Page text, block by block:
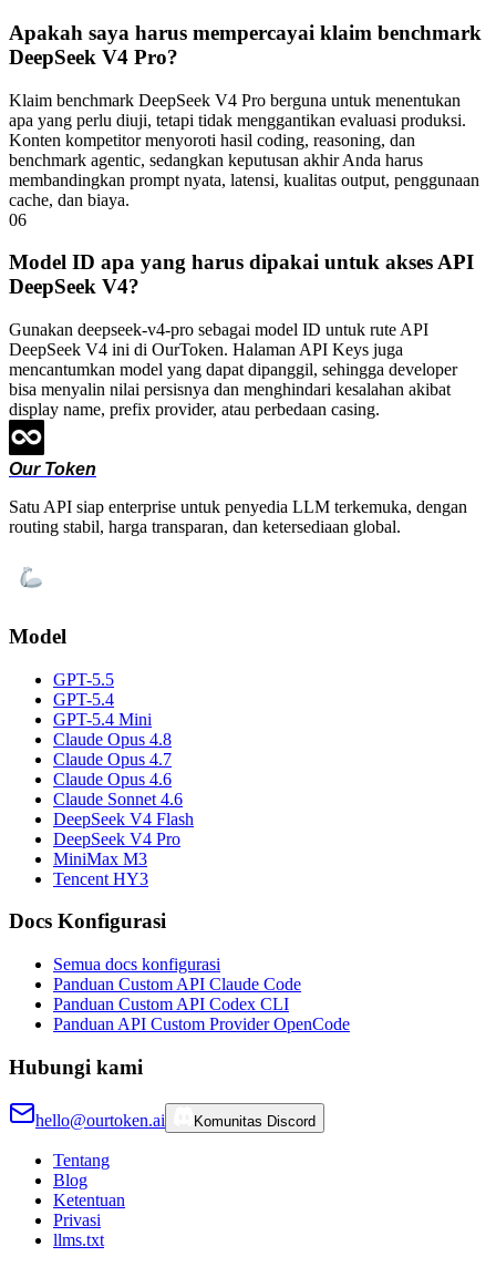
Apakah saya harus mempercayai klaim benchmark
DeepSeek V4 Pro?
Klaim benchmark DeepSeek V4 Pro berguna untuk menentukan
apa yang perlu diuji, tetapi tidak menggantikan evaluasi produksi.
Konten kompetitor menyoroti hasil coding, reasoning, dan
benchmark agentic, sedangkan keputusan akhir Anda harus
membandingkan prompt nyata, latensi, kualitas output, penggunaan
cache, dan biaya.
06
Model ID apa yang harus dipakai untuk akses API
DeepSeek V4?
Gunakan deepseek-v4-pro sebagai model ID untuk rute API
DeepSeek V4 ini di OurToken. Halaman API Keys juga
mencantumkan model yang dapat dipanggil, sehingga developer
bisa menyalin nilai persisnya dan menghindari kesalahan akibat
display name, prefix provider, atau perbedaan casing.
Our Token
Satu API siap enterprise untuk penyedia LLM terkemuka, dengan
routing stabil, harga transparan, dan ketersediaan global.
Model
GPT-5.5
GPT-5.4
GPT-5.4 Mini
Claude Opus 4.8
Claude Opus 4.7
Claude Opus 4.6
Claude Sonnet 4.6
DeepSeek V4 Flash
DeepSeek V4 Pro
MiniMax M3
Tencent HY3
Docs Konfigurasi
Semua docs konfigurasi
Panduan Custom API Claude Code
Panduan Custom API Codex CLI
Panduan API Custom Provider OpenCode
Hubungi kami
hello@ourtoken.ai Komunitas Discord
Tentang
Blog
Ketentuan
Privasi
llms.txt